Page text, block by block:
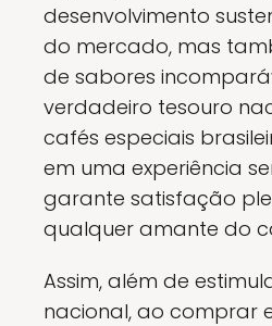
desenvolvimento
do mercado, mas
de sabores
verdadeiro tesouro
cafés especiais
em uma experiência
garante satisfação
qualquer amante do
Assim, além de
nacional, ao comprar